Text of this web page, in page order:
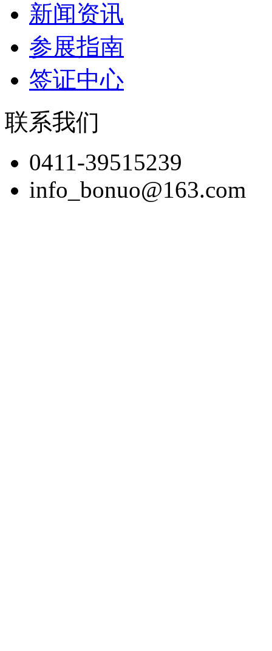
新闻资讯
参展指南
签证中心
联系我们
0411-39515239
info_bonuo@163.com